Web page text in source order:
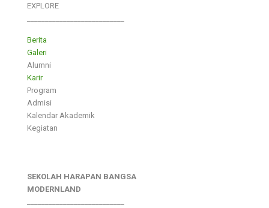
EXPLORE
Berita
Galeri
Alumni
Karir
Program
Admisi
Kalendar Akademik
Kegiatan
SEKOLAH HARAPAN BANGSA
MODERNLAND